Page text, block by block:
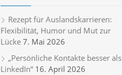
Rezept für Auslandskarrieren:
Flexibilität, Humor und Mut zur
Lücke 7. Mai 2026
„Persönliche Kontakte besser als
LinkedIn“ 16. April 2026